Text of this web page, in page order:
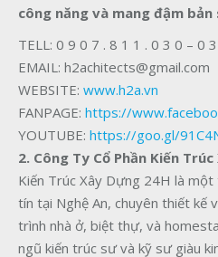
công năng và mang đậm
TELL: 0 9 0 7 . 8 1 1 . 0 3 0 – 0
EMAIL: h2achitects@gmail.com
WEBSITE: www.h2a.vn
FANPAGE: https://
YOUTUBE: https://goo.gl/
2. Công Ty Cổ Phần Kiến
Kiến Trúc Xây Dựng 24H là
tín tại Nghệ An, chuyên thiết kế
trình nhà ở, biệt thự, và
ngũ kiến trúc sư và kỹ sư giàu